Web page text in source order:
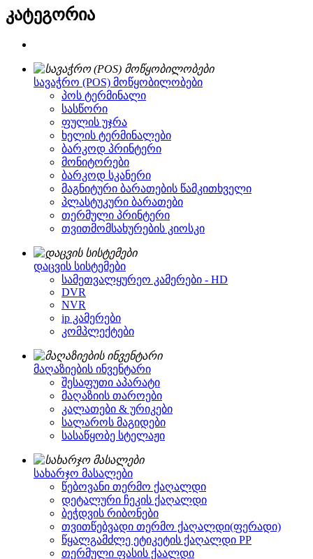
კატეგორია
სავაჭრო (POS) მოწყობილობები
პოს ტერმინალი
სასწორი
ფულის უჯრა
ხელის ტერმინალები
ბარკოდ პრინტერი
მონიტორები
ბარკოდ სკანერი
მაგნიტური ბარათების წამკითხველი
პლასტუკური ბარათები
თერმული პრინტერი
თვითმომსახურების კიოსკი
დაცვის სისტემები
სამეთვალყურეო კამერები - HD
DVR
NVR
ip კამერები
კომპლექტები
მაღაზიების ინვენტარი
შესაფუთი აპარატი
მაღაზიის თაროები
კალათები & ურიკები
სალაროს მაგიდები
სასაწყობე სტელაჟი
სახარჯო მასალები
წებოვანი თერმო ქაღალდი
დეტალური ჩეკის ქაღალდი
ბეჭდვის რიბონები
თვითწებვადი თერმო ქაღალდი(ფერადი)
წყალგამძლე ეტიკეტის ქაღალდი PP
თერმული ფასის ქაალდი